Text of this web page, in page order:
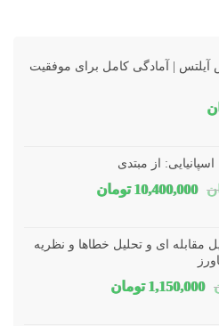
آیلتس | آمادگی کامل برای موفقیت
از مبتدی
قیمت
بود.
10,400,000 تومانقیمت
است.
مقابله ای و تحلیل خطاها و نظریه
قیمت
1,150,000 تومانقیمت